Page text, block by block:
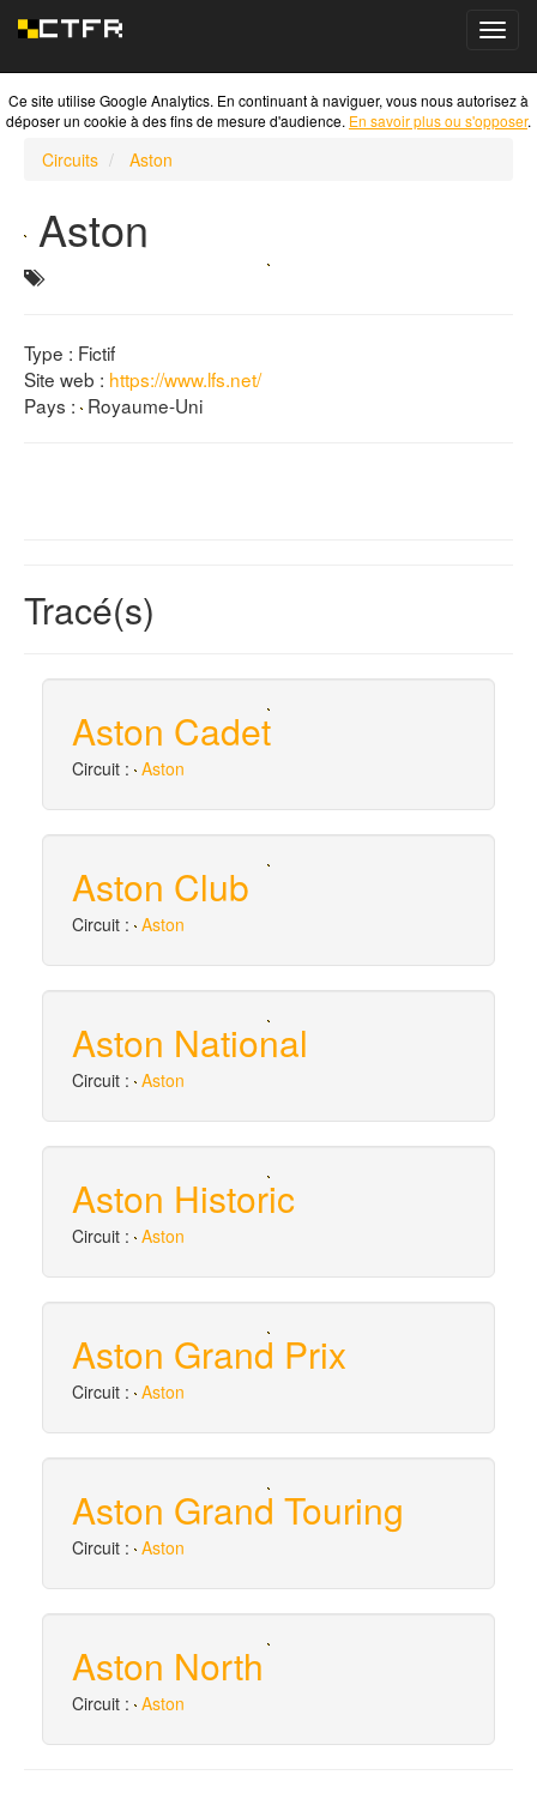
Ce site utilise Google Analytics. En continuant à naviguer, vous nous autorisez à
déposer un cookie à des fins de mesure d'audience. En savoir plus ou s'opposer.
Circuits Aston
Aston
Type : Fictif
Site web : https://www.lfs.net/
Pays : Royaume-Uni
Tracé(s)
Aston Cadet
Circuit : Aston
Aston Club
Circuit : Aston
Aston National
Circuit : Aston
Aston Historic
Circuit : Aston
Aston Grand Prix
Circuit : Aston
Aston Grand Touring
Circuit : Aston
Aston North
Circuit : Aston